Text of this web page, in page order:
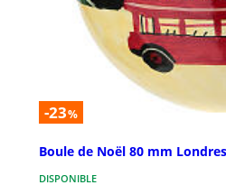
-23%
Boule de Noël 80 mm
DISPONIBLE